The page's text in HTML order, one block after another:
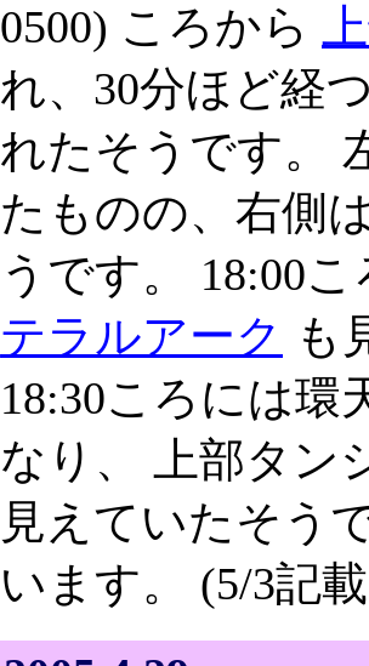
0500) ころから
れ、30分ほど経
れたそうです。
たものの、右側
うです。 18:00
テラルアーク も
18:30ころには環
なり、 上部タン
見えていたそう
います。 (5/3記